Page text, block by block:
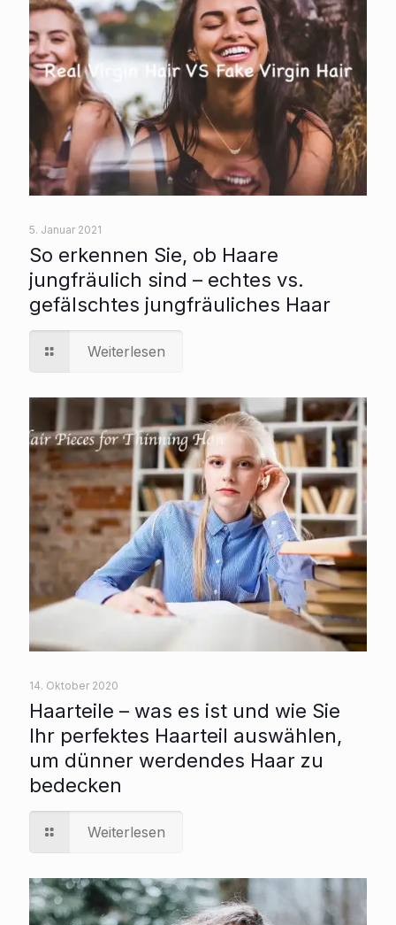
5. Januar 2021
So erkennen Sie, ob Haare
jungfräulich sind – echtes vs.
gefälschtes jungfräuliches Haar
Weiterlesen
14. Oktober 2020
Haarteile – was es ist und wie Sie
Ihr perfektes Haarteil auswählen,
um dünner werdendes Haar zu
bedecken
Weiterlesen